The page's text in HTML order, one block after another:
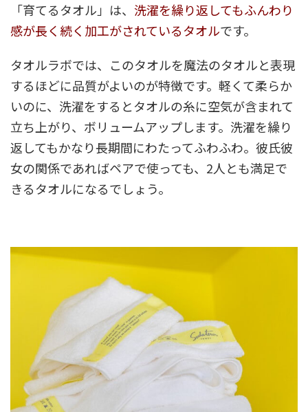
「育てるタオル」は、 洗濯を繰り返してもふんわり
感が長く続く加工がされているタオルです。
タオルラボでは、このタオルを魔法のタオルと表現
するほどに品質がよいのが特徴です。軽くて柔らか
いのに、洗濯をするとタオルの糸に空気が含まれて
立ち上がり、ボリュームアップします。洗濯を繰り
返してもかなり長期間にわたってふわふわ。彼氏彼
女の関係であればペアで使っても、2人とも満足で
きるタオルになるでしょう。